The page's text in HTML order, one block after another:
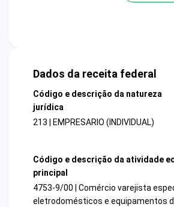
Dados da receita federal
Código e descrição da natureza
jurídica
213 | EMPRESARIO (INDIVIDUAL)
Código e descrição da atividade
principal
4753-9/00 | Comércio varejista
eletrodomésticos e equipamentos